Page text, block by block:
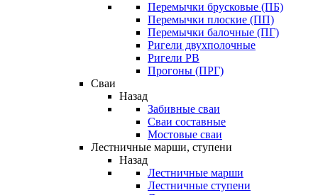
Перемычки брусковые (ПБ)
Перемычки плоские (ПП)
Перемычки балочные (ПГ)
Ригели двухполочные
Ригели РВ
Прогоны (ПРГ)
Сваи
Назад
Забивные сваи
Сваи составные
Мостовые сваи
Лестничные марши, ступени
Назад
Лестничные марши
Лестничные ступени